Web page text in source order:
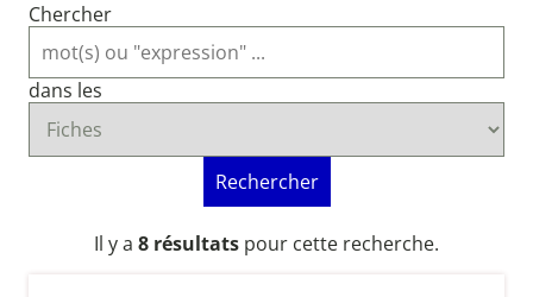
Chercher
dans les
Rechercher
Il y a 8 résultats pour cette recherche.